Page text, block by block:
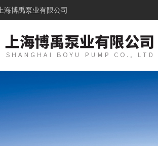
上海博禹泵业有限公司